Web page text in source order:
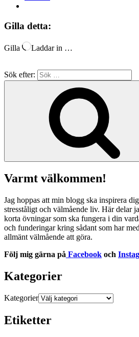
Gilla detta:
Gilla Laddar in …
Sök efter:
Varmt välkommen!
Jag hoppas att min blogg ska inspirera
stresståligt och välmående liv. Här delar
korta övningar som ska fungera i din
och funderingar kring sådant som har
allmänt välmående att göra.
Följ mig gärna på Facebook och
Kategorier
Kategorier
Etiketter